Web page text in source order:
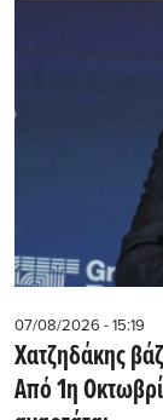
07/08/2026 - 15:19
Χατζηδάκης
Από 1η